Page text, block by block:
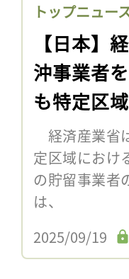
トップニュー
【日本】
沖事業者
も特定区
経済産業省
定区域におけ
の貯留事業者
は、
2025/09/19